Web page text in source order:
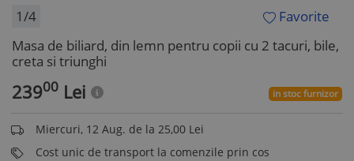
1/4
Favorite
Masa de biliard, din lemn pentru copii cu 2 tacuri, bile,
creta si triunghi
23900 Lei in stoc furnizor
Miercuri, 12 Aug. de la 25,00 Lei
Cost unic de transport la comenzile prin cos